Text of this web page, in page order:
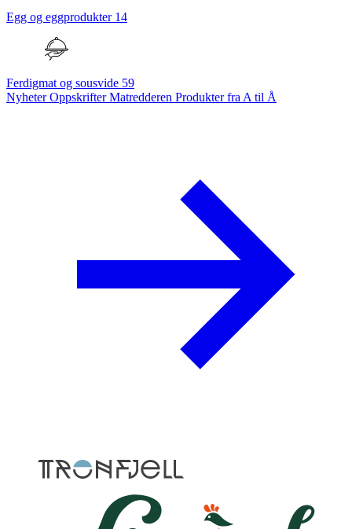
Egg og eggprodukter 14
Ferdigmat og sousvide 59
NyheterOppskrifterMatredderen Produkter fra A til Å